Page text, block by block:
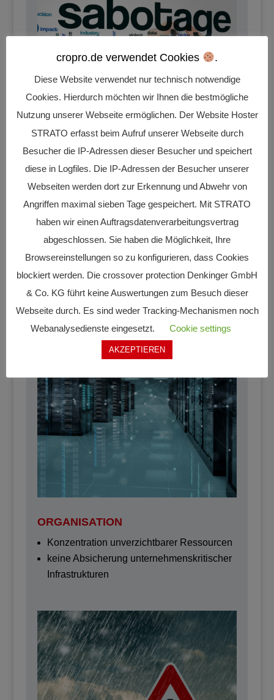
MENSCH
menschliches Versagen
kriminelles Verhalten (Sabotage,
Kriminalität)
ORGANISATION
Konzentration unverzichtbarer Ressourcen
keine Absicherung unternehmenskritischer
Infrastrukturen
cropro.de verwendet Cookies .
Diese Website verwendet nur technisch notwendige
Cookies. Hierdurch möchten wir Ihnen die bestmögliche
Nutzung unserer Webseite ermöglichen. Der Website Hoster
STRATO erfasst beim Aufruf unserer Webseite durch
Besucher die IP-Adressen dieser Besucher und speichert
diese in Logfiles. Die IP-Adressen der Besucher unserer
Webseiten werden dort zur Erkennung und Abwehr von
Angriffen maximal sieben Tage gespeichert. Mit STRATO
haben wir einen Auftragsdatenverarbeitungsvertrag
abgeschlossen. Sie haben die Möglichkeit, Ihre
Browsereinstellungen so zu konfigurieren, dass Cookies
blockiert werden. Die crossover protection Denkinger GmbH
& Co. KG führt keine Auswertungen zum Besuch dieser
Webseite durch. Es sind weder Tracking-Mechanismen noch
Webanalysedienste eingesetzt.
Cookie settings
AKZEPTIEREN